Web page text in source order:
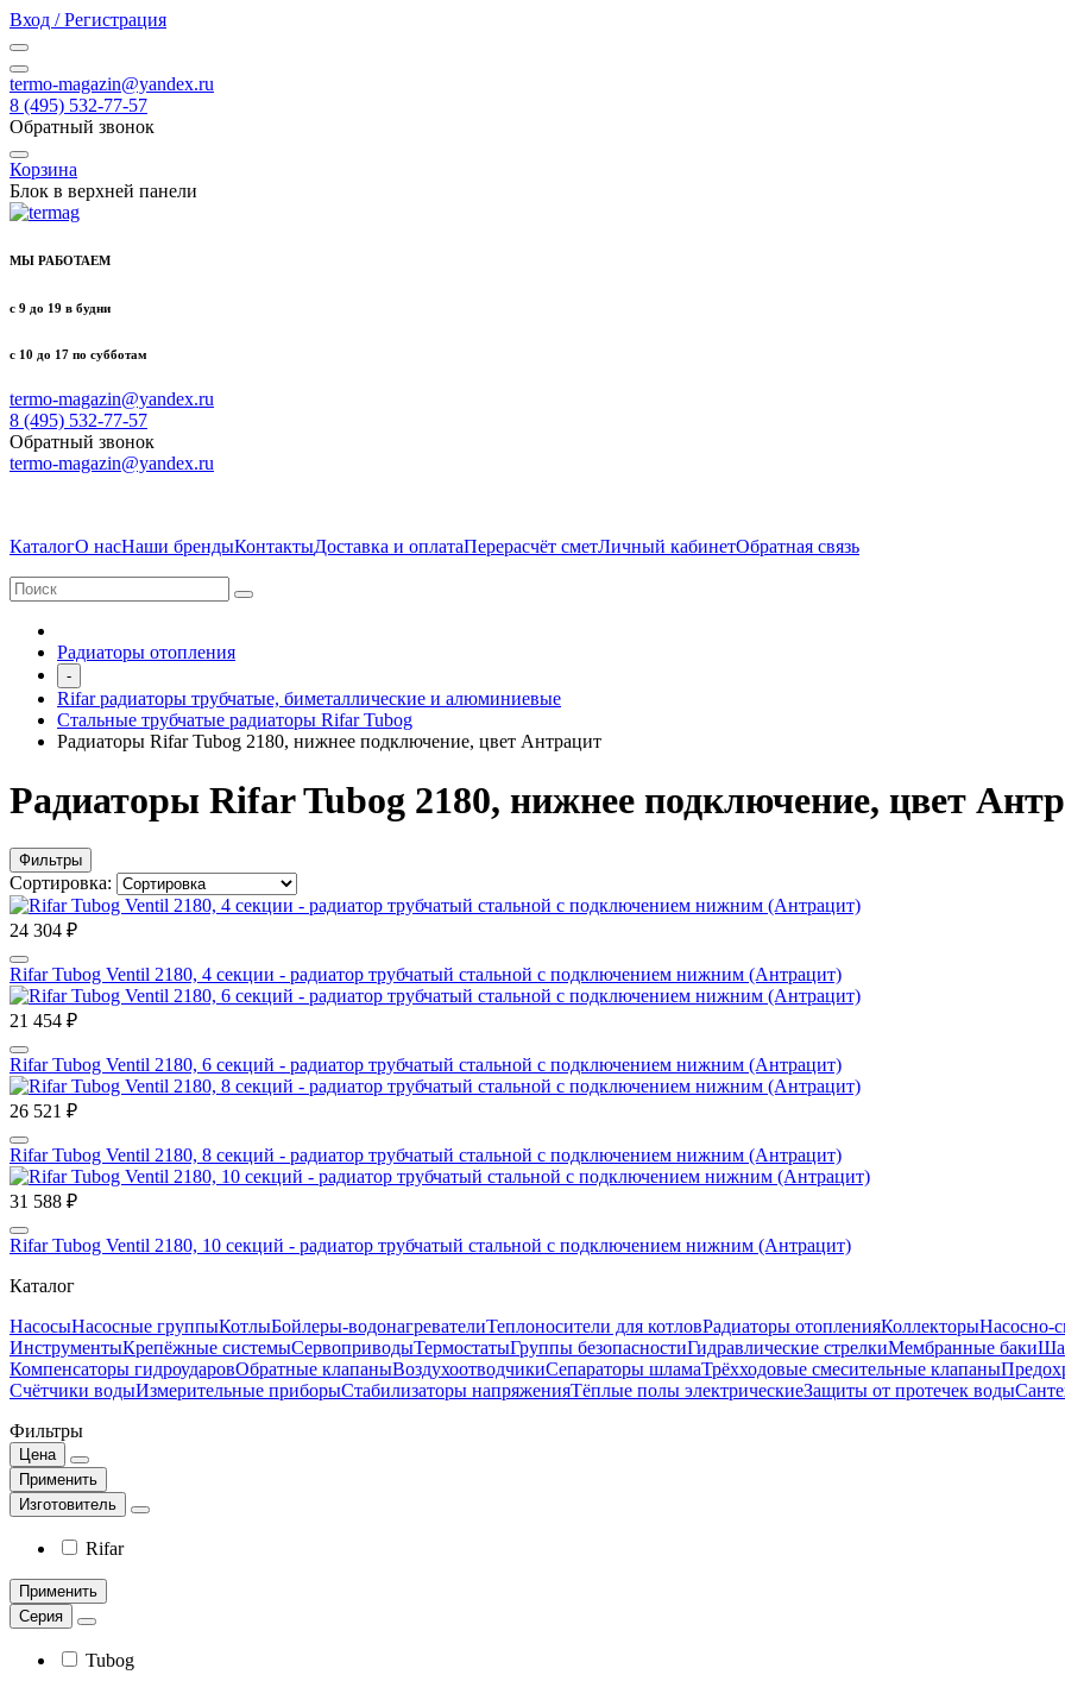
Вход / Регистрация
termo-magazin@yandex.ru
8 (495) 532-77-57
Обратный звонок
Корзина
Блок в верхней панели
МЫ РАБОТАЕМ
с 9 до 19 в будни
с 10 до 17 по субботам
termo-magazin@yandex.ru
8 (495) 532-77-57
Обратный звонок
termo-magazin@yandex.ru
КаталогО насНаши брендыКонтактыДоставка и оплатаПерерасчёт сметЛичный кабинетОбратная связь
Радиаторы отопления
-
Rifar радиаторы трубчатые, биметаллические и алюминиевые
Стальные трубчатые радиаторы Rifar Tubog
Радиаторы Rifar Tubog 2180, нижнее подключение, цвет Антрацит
Радиаторы Rifar Tubog 2180, нижнее подключение, цвет
Фильтры
Сортировка:
24 304 ₽
Rifar Tubog Ventil 2180, 4 секции - радиатор трубчатый стальной с подключением нижним (Антрацит)
21 454 ₽
Rifar Tubog Ventil 2180, 6 секций - радиатор трубчатый стальной с подключением нижним (Антрацит)
26 521 ₽
Rifar Tubog Ventil 2180, 8 секций - радиатор трубчатый стальной с подключением нижним (Антрацит)
31 588 ₽
Rifar Tubog Ventil 2180, 10 секций - радиатор трубчатый стальной с подключением нижним (Антрацит)
Каталог
НасосыНасосные группыКотлыБойлеры-водонагревателиТеплоносители для котловРадиаторы отопленияКоллекторыНасосно-
ИнструментыКрепёжные системыСервоприводыТермостатыГруппы безопасностиГидравлические стрелкиМембранные баки
Компенсаторы гидроударовОбратные клапаныВоздухоотводчикиСепараторы шламаТрёхходовые смесительные клапаны
Счётчики водыИзмерительные приборыСтабилизаторы напряженияТёплые полы электрическиеЗащиты от протечек воды
Фильтры
Цена
Применить
Изготовитель
Rifar
Применить
Серия
Tubog